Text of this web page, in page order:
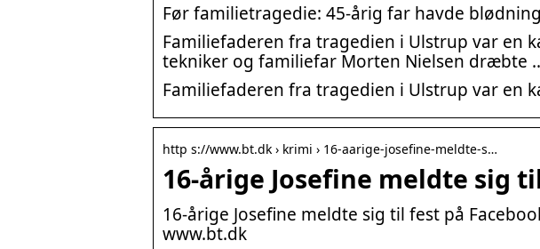
Før familietragedie: 45-årig far havde
Familiefaderen fra tragedien i Ulstrup var en
tekniker og familiefar Morten Nielsen dræbte
Familiefaderen fra tragedien i Ulstrup var en
http s://www.bt.dk › krimi › 16-aarige-josefine-meldte-s…
16-årige Josefine meldte sig
16-årige Josefine meldte sig til fest på
www.bt.dk